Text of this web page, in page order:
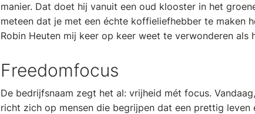
manier. Dat doet hij vanuit een oud klooster in het
meteen dat je met een échte koffieliefhebber te maken
Robin Heuten mij keer op keer weet te verwonderen als
Freedomfocus
De bedrijfsnaam zegt het al: vrijheid mét focus.
richt zich op mensen die begrijpen dat een prettig